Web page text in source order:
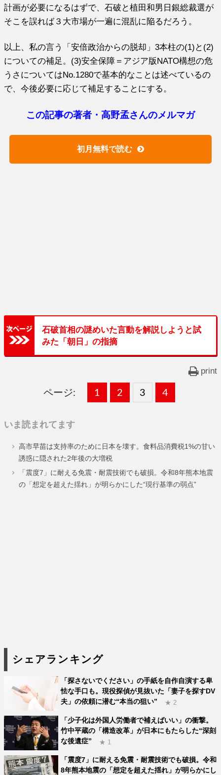
計画が必要になるはずで、石破と植田和男日銀総裁選が
そこを誤れば３大市場が一遍に混乱に陥るだろう。
以上、私の言う「安倍政治からの脱却」3本柱の(1)と(2)
についての補足。(3)安全保障＝アジア版NATO構想の危
うさについてはNo.1280で基本的なことは述べているの
で、今後必要に応じて補足することにする。
この記事の著者・高野孟さんのメルマガ
初月無料で読む
石破首相の謎めいた言動を解説しようと試
みた「朝日」の指摘
print
ページ:
固
ー
ジ
1 ,
固
ー
ジ
2 ,
固
ー
ジ
3 ,
固
ー
ジ
4
いま読まれてます
高市早苗は支持率のために日本を壊す。食料品消費税1%の甘い
誘惑に隠された2年後の大増税
「震度7」に耐える免震・耐震技術でも破損。令和8年熊本地震
の「想定を超えた揺れ」が明らかにした“現行基準の弱点”
シェアランキング
「探さないでください」の手紙を自作自演する卑
怯な手口も。現役探偵が見抜いた「妻子を探すDV
夫」の依頼に潜む“本当の狙い”
★ 2
「少子化は外国人労働者で補えばいい」の衝撃。
竹中平蔵の「構造改革」が日本にもたらした“深刻
な後遺症”
★ 1
「震度7」に耐える免震・耐震技術でも破損。令和
8年熊本地震の「想定を超えた揺れ」が明らかにし